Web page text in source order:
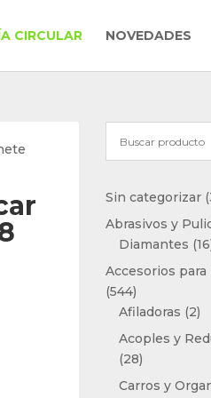
CIRCULAR NOVEDADES
Sin categorizar
Abrasivos y
Diamantes 16
Accesorios para
544544
productos
Afiladoras 22
Acoples y
2828
productos
Carros y